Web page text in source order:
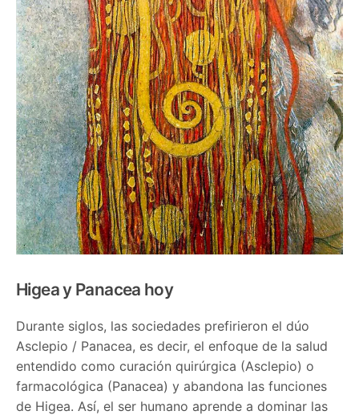
Higea y Panacea hoy
Durante siglos, las sociedades prefirieron el dúo
Asclepio / Panacea, es decir, el enfoque de la salud
entendido como curación quirúrgica (Asclepio) o
farmacológica (Panacea) y abandona las funciones
de Higea. Así, el ser humano aprende a dominar las